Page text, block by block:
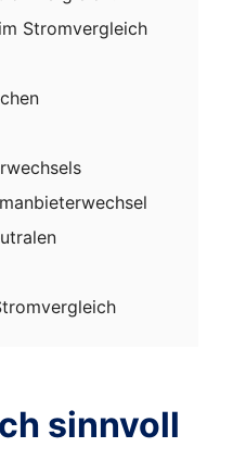
Stromvergleich
sinnvoll